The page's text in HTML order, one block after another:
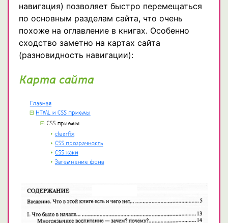
навигация) позволяет быстро перемещаться
по основным разделам сайта, что очень
похоже на оглавление в книгах. Особенно
сходство заметно на картах сайта
(разновидность навигации):